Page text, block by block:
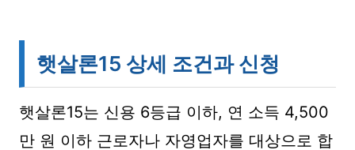
햇살론15 상세 조건과 신청
햇살론15는 신용 6등급 이하, 연 소득 4,500
만 원 이하 근로자나 자영업자를 대상으로 합